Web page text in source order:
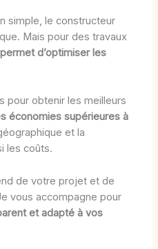
simple, le constructeur
Mais pour des travaux
d’optimiser les
pour obtenir les meilleurs
économies supérieures à
et la
les coûts.
de votre projet et de
vous accompagne pour
et adapté à vos